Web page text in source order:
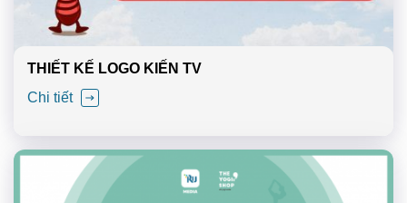
THIẾT KẾ LOGO KIẾN TV
Chi tiết